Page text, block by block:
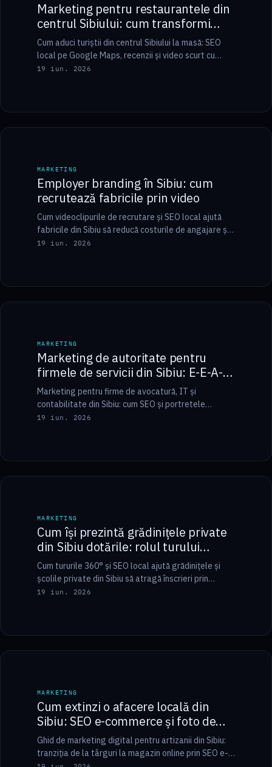
Marketing pentru restaurantele din
centrul Sibiului: cum transformi
turiștii în clienți
Cum aduci turiștii din centrul Sibiului la masă: SEO
local pe Google Maps, recenzii și video scurt cu
atmosfera, integrate într-un sistem…
19 iun. 2026
6 min
MARKETING
Employer branding în Sibiu: cum
recrutează fabricile prin video
Cum videoclipurile de recrutare și SEO local ajută
fabricile din Sibiu să reducă costurile de angajare și
să atragă personal.
19 iun. 2026
6 min
MARKETING
Marketing de autoritate pentru
firmele de servicii din Sibiu: E-E-A-T
și portrete corporate
Marketing pentru firme de avocatură, IT și
contabilitate din Sibiu: cum SEO și portretele
corporate construiesc încrederea B2B.
19 iun. 2026
6 min
MARKETING
Cum își prezintă grădinițele private
din Sibiu dotările: rolul turului
virtual 360°
Cum tururile 360° și SEO local ajută grădinițele și
școlile private din Sibiu să atragă înscrieri prin
transparență.
19 iun. 2026
6 min
MARKETING
Cum extinzi o afacere locală din
Sibiu: SEO e-commerce și foto de
produs premium
Ghid de marketing digital pentru artizanii din Sibiu:
tranziția de la târguri la magazin online prin SEO e-